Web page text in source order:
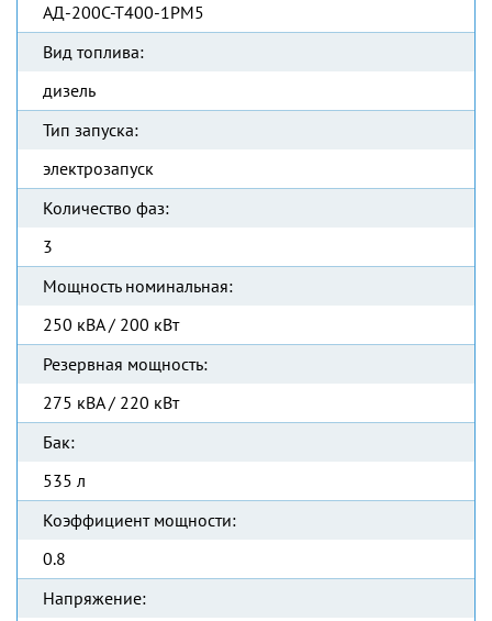
АД-200С-Т400-1РМ5
Вид топлива:
дизель
Тип запуска:
электрозапуск
Количество фаз:
3
Мощность номинальная:
250 кВА / 200 кВт
Резервная мощность:
275 кВА / 220 кВт
Бак:
535 л
Коэффициент мощности:
0.8
Напряжение: